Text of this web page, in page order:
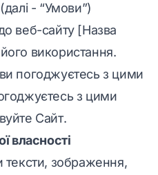
- “Умови”)
веб-сайту [Назва
використання.
погоджуєтесь з цими
з цими
Сайт.
власності
тексти, зображення,